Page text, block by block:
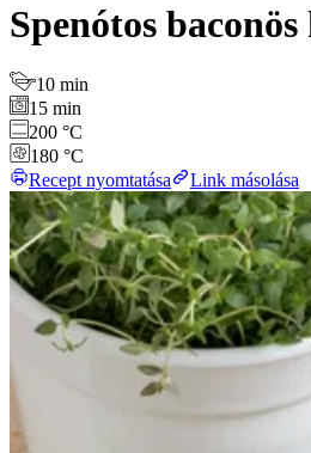
Spenótos
10 min
15 min
200 °C
180 °C
Recept nyomtatása
Link másolása